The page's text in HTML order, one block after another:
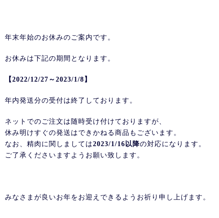
年末年始のお休みのご案内です。
お休みは下記の期間となります。
【2022/12/27～2023/1/8】
年内発送分の受付は終了しております。
ネットでのご注文は随時受け付けておりますが、
休み明けすぐの発送はできかねる商品もございます。
なお、精肉に関しましては2023/1/16以降の対応になります。
ご了承くださいますようお願い致します。
みなさまが良いお年をお迎えできるようお祈り申し上げます。